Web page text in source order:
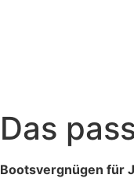
Das
Bootsvergnügen für